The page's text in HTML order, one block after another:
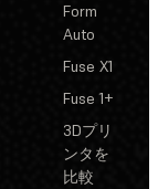
Form
Auto
Fuse X1
Fuse 1+
3Dプリ
ンタを
比較